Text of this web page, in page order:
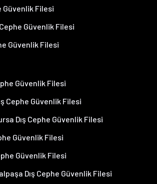
Güvenlik Filesi
Güvenlik Filesi
Güvenlik Filesi
Güvenlik Filesi
Cephe Güvenlik Filesi
Dış Cephe Güvenlik Filesi
Güvenlik Filesi
Güvenlik Filesi
Dış Cephe Güvenlik Filesi